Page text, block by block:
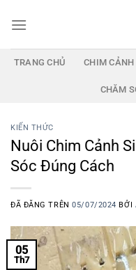
đến
dungTRANG CHỦ CHIM CẢNH
CHĂM
KIẾN THỨC
Nuôi Chim Cảnh
Sóc Đúng Cách
ĐÃ ĐĂNG TRÊN05/07/2024 BỞI
05
Th7